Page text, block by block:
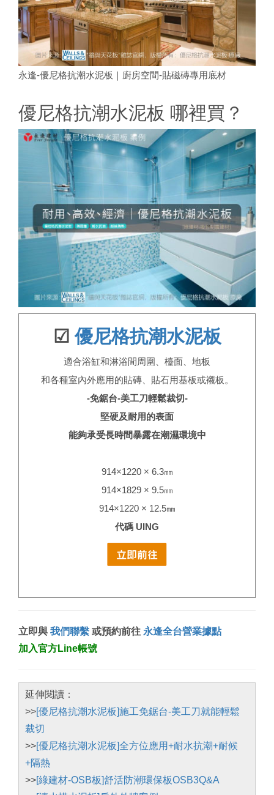
永逢-優尼格抗潮水泥板｜廚房空間-貼磁磚專用底材
優尼格抗潮水泥板 哪裡買？
☑優尼格抗潮水泥板
適合浴缸和淋浴間周圍、檯面、地板
和各種室內外應用的貼磚、貼石用基板或襯板。
-免鋸台-美工刀輕鬆裁切-
堅硬及耐用的表面
能夠承受長時間暴露在潮濕環境中
914×1220 × 6.3㎜
914×1829 × 9.5㎜
914×1220 × 12.5㎜
代碼 UING
立即與 我們聯繫 或預約前往 永逢全台營業據點
加入官方Line帳號
延伸閱讀：
>>[優尼格抗潮水泥板]施工免鋸台-美工刀就能輕鬆
裁切
>>[優尼格抗潮水泥板]全方位應用+耐水抗潮+耐候
+隔熱
>>[綠建材-OSB板]舒活防潮環保板OSB3Q&A